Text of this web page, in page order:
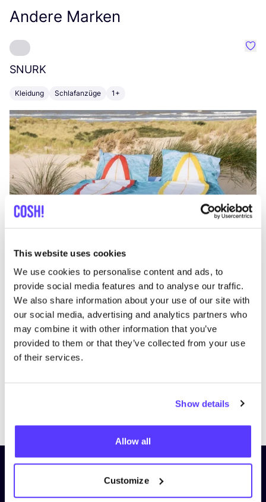
This website uses cookies
We use cookies to personalise content and ads, to
provide social media features and to analyse our traffic.
We also share information about your use of our site with
our social media, advertising and analytics partners who
may combine it with other information that you’ve
provided to them or that they’ve collected from your use
of their services.
Show details
Allow all
Customize
Andere Marken
SNURK
Kleidung Schlafanzüge 1+
PreviousNext
Abonniere unseren Newsletter
und bleibe auf dem Laufenden!